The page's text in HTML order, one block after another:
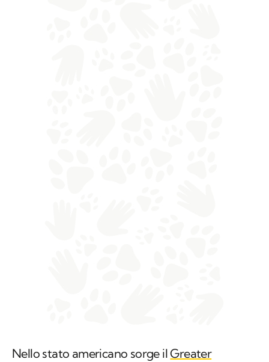
Nello stato americano sorge ilGreater